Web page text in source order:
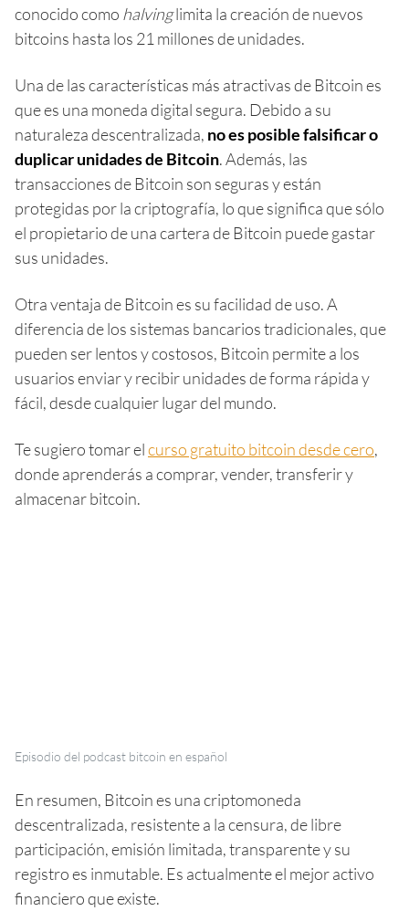
conocido como halvinglimita la creación de nuevos
bitcoins hasta los 21 millones de unidades.
Una de las características más atractivas de Bitcoin es
que es una moneda digital segura. Debido a su
naturaleza descentralizada, no es posible falsificar o
duplicar unidades de Bitcoin. Además, las
transacciones de Bitcoin son seguras y están
protegidas por la criptografía, lo que significa que sólo
el propietario de una cartera de Bitcoin puede gastar
sus unidades.
Otra ventaja de Bitcoin es su facilidad de uso. A
diferencia de los sistemas bancarios tradicionales, que
pueden ser lentos y costosos, Bitcoin permite a los
usuarios enviar y recibir unidades de forma rápida y
fácil, desde cualquier lugar del mundo.
Te sugiero tomar elcurso gratuito bitcoin desde cero,
donde aprenderás a comprar, vender, transferir y
almacenar bitcoin.
Episodio del podcast bitcoin en español
En resumen, Bitcoin es una criptomoneda
descentralizada, resistente a la censura, de libre
participación, emisión limitada, transparente y su
registro es inmutable. Es actualmente el mejor activo
financiero que existe.